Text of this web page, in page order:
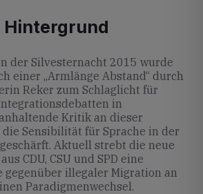
der Silvesternacht 2015 wurde
einer „Armlänge Abstand“ durch
Reker zum Schlaglicht für
in
Kritik an dieser
Sensibilität für Sprache in der
Aktuell strebt die neue
CDU, CSU und SPD eine
illegaler Migration an
Paradigmenwechsel.